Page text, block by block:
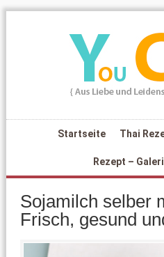
Startseite Thai
Rezept –
Sojamilch selber
Frisch, gesund